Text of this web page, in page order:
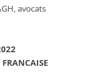
avocats